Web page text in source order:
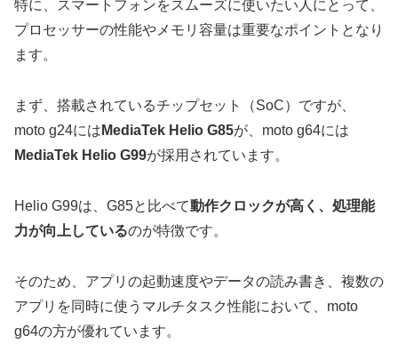
特に、スマートフォンをスムーズに使いたい人にとって、
プロセッサーの性能やメモリ容量は重要なポイントとなり
ます。
まず、搭載されているチップセット（SoC）ですが、
moto g24には MediaTek Helio G85が、moto g64には
MediaTek Helio G99が採用されています。
Helio G99は、G85と比べて動作クロックが高く、処理能
力が向上しているのが特徴です。
そのため、アプリの起動速度やデータの読み書き、複数の
アプリを同時に使うマルチタスク性能において、moto
g64の方が優れています。